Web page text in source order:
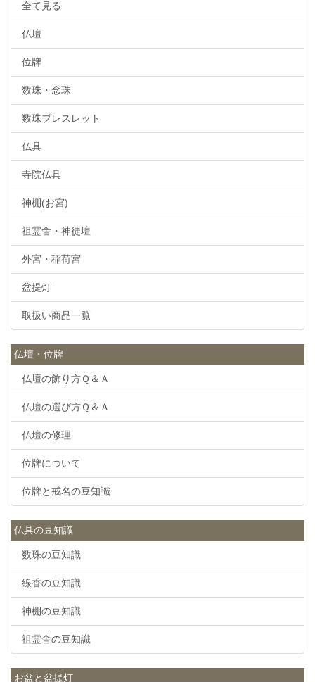
全て見る
仏壇
位牌
数珠・念珠
数珠ブレスレット
仏具
寺院仏具
神棚(お宮)
祖霊舎・神徒壇
外宮・稲荷宮
盆提灯
取扱い商品一覧
仏壇・位牌
仏壇の飾り方Ｑ＆Ａ
仏壇の選び方Ｑ＆Ａ
仏壇の修理
位牌について
位牌と戒名の豆知識
仏具の豆知識
数珠の豆知識
線香の豆知識
神棚の豆知識
祖霊舎の豆知識
お盆と盆提灯